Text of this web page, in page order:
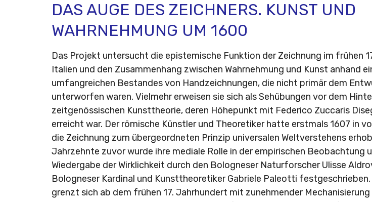
DAS AUGE DES ZEICHNERS. KUNST UND
WAHRNEHMUNG UM 1600
Das Projekt untersucht die epistemische Funktion der Zeichnung im frühen
Italien und den Zusammenhang zwischen Wahrnehmung und Kunst anhand
umfangreichen Bestandes von Handzeichnungen, die nicht primär dem
unterworfen waren. Vielmehr erweisen sie sich als Sehübungen vor dem
zeitgenössischen Kunsttheorie, deren Höhepunkt mit Federico Zuccaris
erreicht war. Der römische Künstler und Theoretiker hatte erstmals 1607 in
die Zeichnung zum übergeordneten Prinzip universalen Weltverstehens
Jahrzehnte zuvor wurde ihre mediale Rolle in der empirischen Beobachtung
Wiedergabe der Wirklichkeit durch den Bologneser Naturforscher Ulisse
Bologneser Kardinal und Kunsttheoretiker Gabriele Paleotti festgeschrieben.
grenzt sich ab dem frühen 17. Jahrhundert mit zunehmender